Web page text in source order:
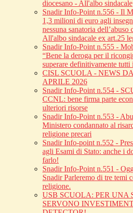
diocesano - All'albo sindacale
Snadir Info-Point n.556 - Il
1,3 milioni di euro agli
nessuna sanatoria
All'albo sindacale ex art.25
Snadir Info-Point n.555 -
“Bene la deroga per il
superare definitivamente
CISL SCUOLA - NEWS
APRILE 2026
Snadir Info-Point n.554 -
CCNL: bene firma parte
ulteriori risorse
Snadir Info-Point n.553 -
Ministero condannato al
religione precari
Snadir Info-point n.552 -
agli Esami di Stato: anche i
farlo!
Snadir Info-Point n.551 -
Snadir Parleremo di tre temi
religione.
USB SCUOLA: PER UNA
SERVONO